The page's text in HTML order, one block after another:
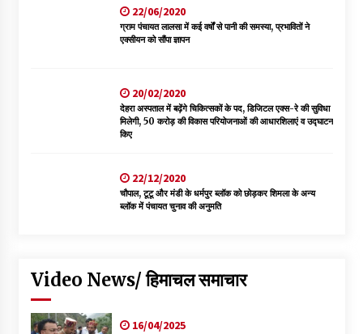
22/06/2020
ग्राम पंचायत लालसा में कई वर्षों से पानी की समस्या, प्रभावितों ने
एक्सीयन को सौंपा ज्ञापन
20/02/2020
देहरा अस्पताल में बढ़ेंगे चिकित्सकों के पद, डिजिटल एक्स-रे की सुविधा
मिलेगी, 50 करोड़ की विकास परियोजनाओं की आधारशिलाएं व उद्घाटन
किए
22/12/2020
चौपाल, टूटू और मंडी के धर्मपुर ब्लॉक को छोड़कर शिमला के अन्य
ब्लॉक में पंचायत चुनाव की अनुमति
Video News/ हिमाचल समाचार
16/04/2025